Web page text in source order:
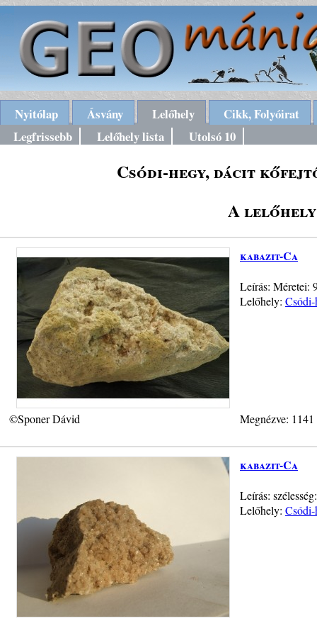
Nyitólap Ásvány Lelőhely
Cikk, Folyóirat
Legfrissebb
Lelőhely lista Utolsó 10
Csódi-hegy, dácit
A lelőhely
kabazit-Ca
Leírás: Méretei:
Lelőhely:
©Sponer Dávid Megnézve:
kabazit-Ca
Leírás:
Lelőhely: